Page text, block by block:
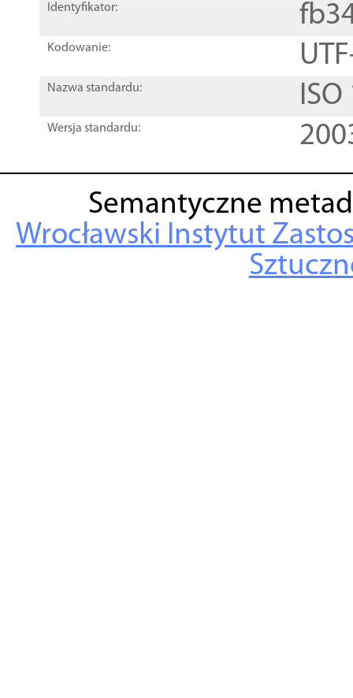
Identyfikator:
Kodowanie:
Nazwa standardu:
Wersja standardu:
Semantyczne
Wrocławski Instytut